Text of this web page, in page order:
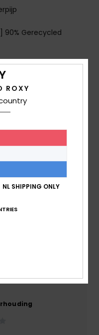
90% Gerecycled
score
/5
ROXY
NL SHIPPING ONLY